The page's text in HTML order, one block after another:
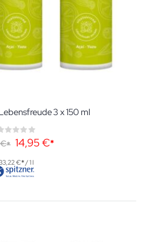
3 x 150 ml
Rating:
€ Sonderangebot
14,95 €
€ / 1 l